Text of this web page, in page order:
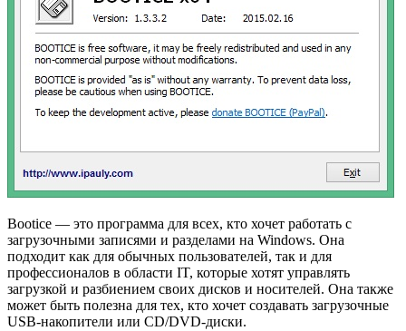
Bootice — это программа для всех, кто хочет работать с
загрузочными записями и разделами на Windows. Она
подходит как для обычных пользователей, так и для
профессионалов в области IT, которые хотят управлять
загрузкой и разбиением своих дисков и носителей. Она также
может быть полезна для тех, кто хочет создавать загрузочные
USB-накопители или CD/DVD-диски.